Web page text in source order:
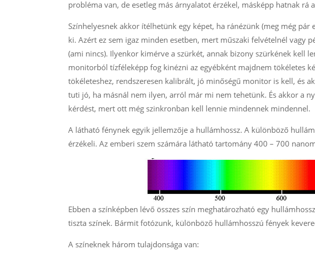
probléma van, de esetleg más árnyalatot érzékel, másképp hatnak rá
Színhelyesnek akkor ítélhetünk egy képet, ha ránézünk (meg még
ki. Azért ez sem igaz minden esetben, mert műszaki felvételnél vagy
(ami nincs). Ilyenkor kimérve a szürkét, annak bizony szürkének kell
monitorból tízféleképp fog kinézni az egyébként majdnem tökéletes
tökéleteshez, rendszeresen kalibrált, jó minőségű monitor is kell, és
tuti jó, ha másnál nem ilyen, arról már mi nem tehetünk. És akkor a
kérdést, mert ott még szinkronban kell lennie mindennek mindennel.
A látható fénynek egyik jellemzője a hullámhossz. A különböző
érzékeli. Az emberi szem számára látható tartomány 400 – 700
Ebben a színképben lévő összes szín meghatározható egy
tiszta színek. Bármit fotózunk, különböző hullámhosszú fények
A színeknek három tulajdonsága van: